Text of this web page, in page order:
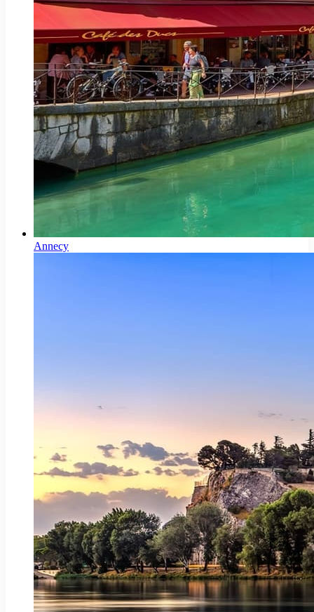
Annecy